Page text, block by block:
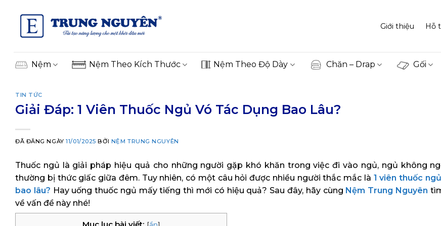
content
Giới thiệu Hỗ
Nệm Nệm Theo Kích Thước Nệm Theo Độ Dày Chăn – Drap Gối
TIN TỨC
Giải Đáp: 1 Viên Thuốc Ngủ Vó Tác Dụng Bao Lâu?
ĐÃ ĐĂNG NGÀY11/01/2025 BỞI NỆM TRUNG NGUYÊN
Thuốc ngủ là giải pháp hiệu quả cho những người gặp khó khăn trong việc đi vào ngủ, ngủ không
thường bị thức giấc giữa đêm. Tuy nhiên, có một câu hỏi được nhiều người thắc mắc là 1 viên thuốc
bao lâu? Hay uống thuốc ngủ mấy tiếng thì mới có hiệu quả? Sau đây, hãy cùng Nệm Trung Nguyên
về vấn đề này nhé!
Mục lục bài viết: [ẩn]